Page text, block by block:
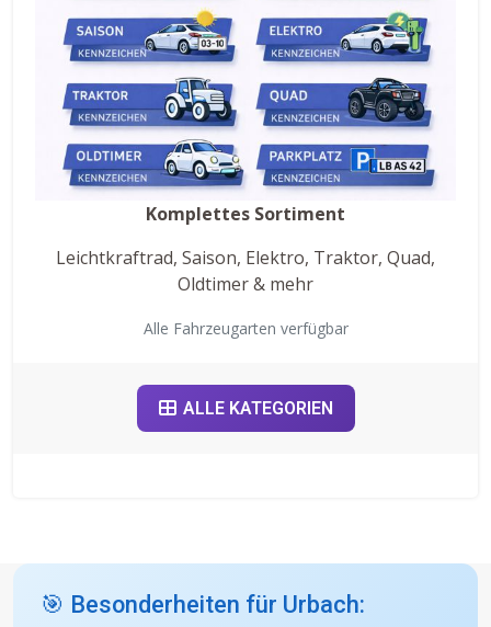
Komplettes Sortiment
Leichtkraftrad, Saison, Elektro, Traktor, Quad,
Oldtimer & mehr
Alle Fahrzeugarten verfügbar
ALLE KATEGORIEN
🎯 Besonderheiten für Urbach: